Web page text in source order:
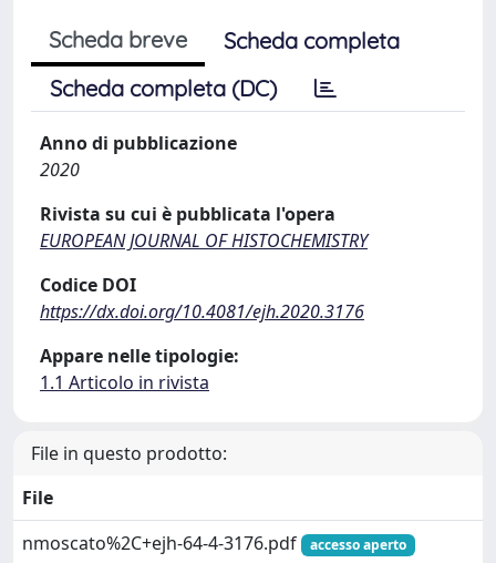
Scheda breve
Scheda completa
Scheda completa (DC)
Anno di pubblicazione
2020
Rivista su cui è pubblicata l'opera
EUROPEAN JOURNAL OF HISTOCHEMISTRY
Codice DOI
https://dx.doi.org/10.4081/ejh.2020.3176
Appare nelle tipologie:
1.1 Articolo in rivista
File in questo prodotto:
File
nmoscato%2C+ejh-64-4-3176.pdf
accesso aperto